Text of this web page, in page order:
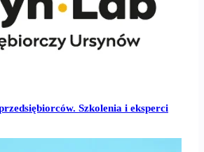
Szkolenia i eksperci